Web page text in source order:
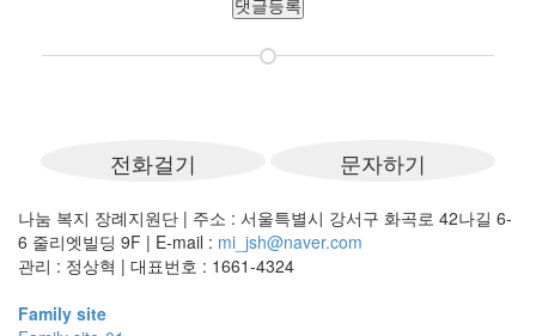
나눔 복지 장례지원단 | 주소 : 서울특별시 강서구 화곡로 42나길 6-
6 줄리엣빌딩 9F | E-mail : mi_jsh@naver.com
관리 : 정상혁 | 대표번호 : 1661-4324
Family site